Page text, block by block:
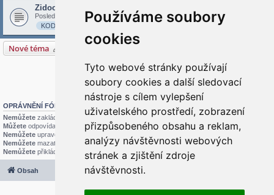
Používáme soubory
cookies
Tyto webové stránky používají
soubory cookies a další sledovací
nástroje s cílem vylepšení
uživatelského prostředí, zobrazení
přizpůsobeného obsahu a reklam,
analýzy návštěvnosti webových
stránek a zjištění zdroje
návštěvnosti.
Zidoo Z9S
Poslední příspěvek odadmin«stř 08. črc 2020 16:15:03
KODI
Nové téma
Přejít na
OPRÁVNĚNÍ FÓRA
Nemůžete zakládat nová témata v tomto fóru
Můžete odpovídat v tomto fóru
Nemůžete upravovat své příspěvky v tomto fóru
Nemůžete mazat své příspěvky v tomto fóru
Nemůžete přikládat soubory v tomto fóru
Obsah
2020 © ASTRA - CZ s.r.o.